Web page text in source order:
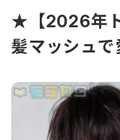
★【2026年
髪マッシュで